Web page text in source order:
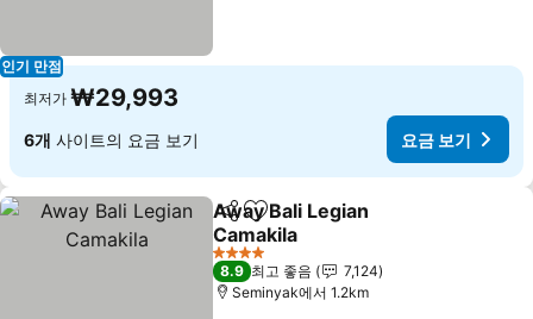
인기 만점
최저가 ₩29,993
6개 사이트의 요금 보기 요금 보기
공유 즐겨찾기에 추가
Away Bali Legian
Camakila
요금 보기
4 성급
8.9 최고 좋음
7,124
Seminyak에서 1.2km